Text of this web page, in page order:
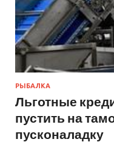
РЫБАЛКА
Льготные
пустить на
пусконаладку